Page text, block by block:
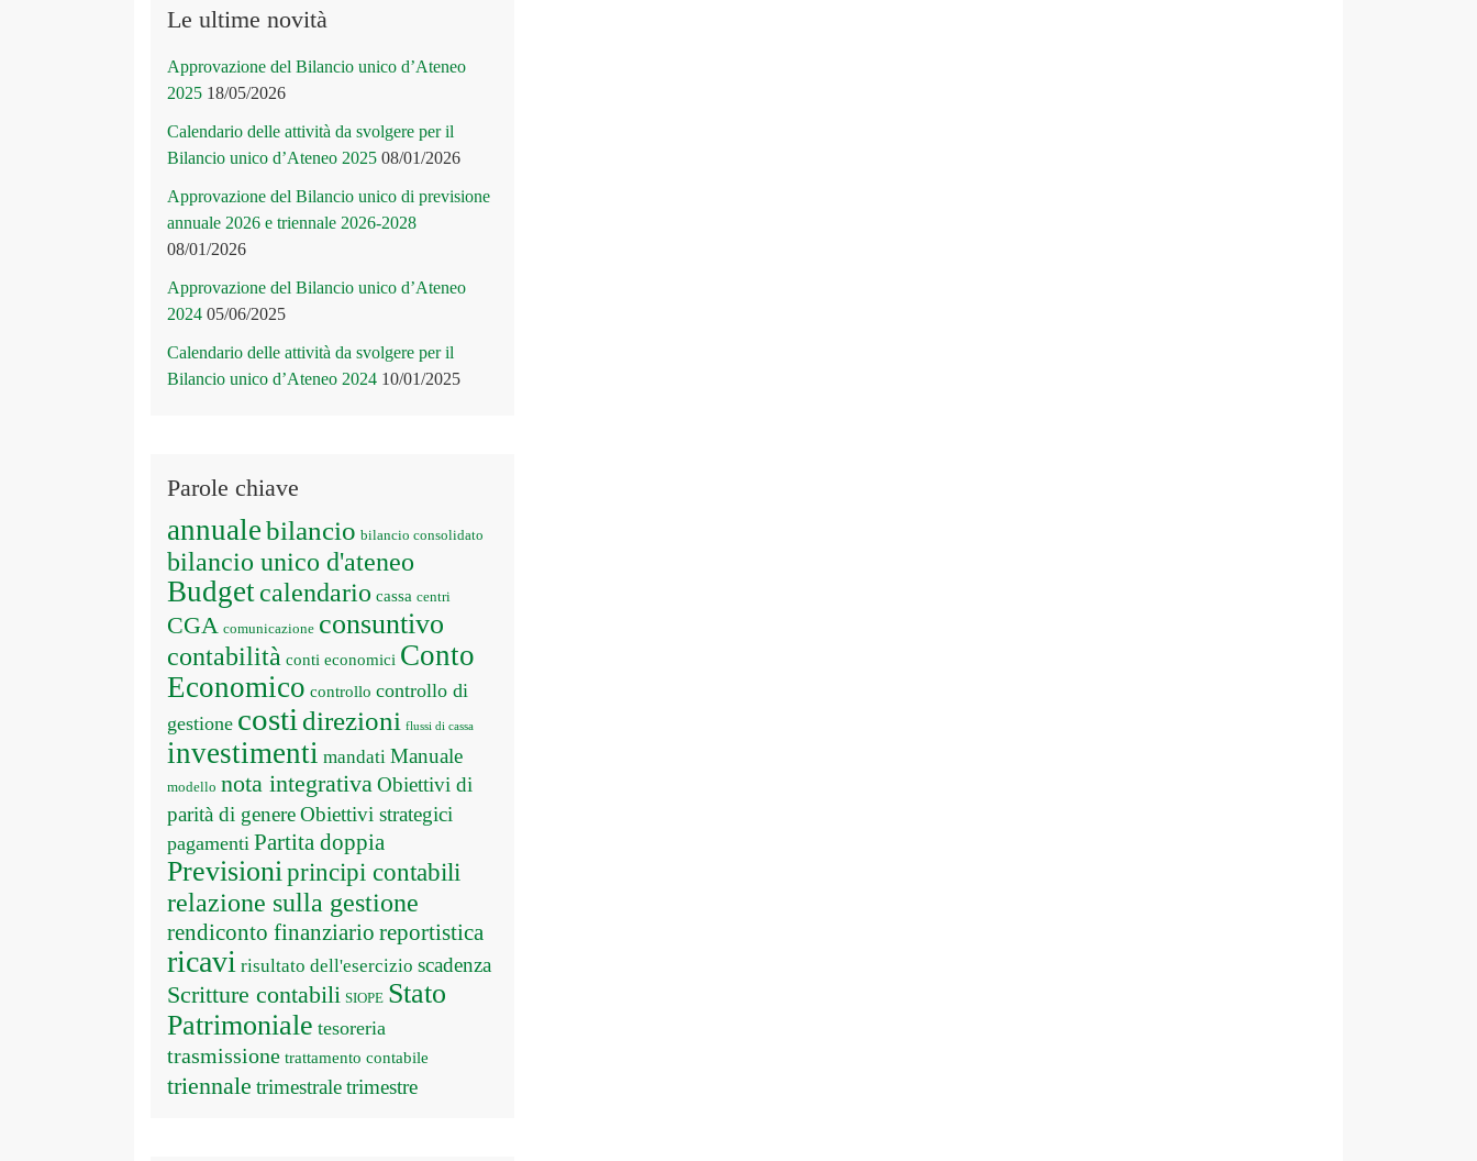
Le ultime novità
Approvazione del Bilancio unico d’Ateneo
2025 18/05/2026
Calendario delle attività da svolgere per il
Bilancio unico d’Ateneo 2025 08/01/2026
Approvazione del Bilancio unico di previsione
annuale 2026 e triennale 2026-2028
08/01/2026
Approvazione del Bilancio unico d’Ateneo
2024 05/06/2025
Calendario delle attività da svolgere per il
Bilancio unico d’Ateneo 2024 10/01/2025
Parole chiave
annualebilancio bilancio consolidato
bilancio unico d'ateneo
Budgetcalendario cassa centri
CGA comunicazione consuntivo
contabilità conti economici Conto
Economico controllo controllo di
gestione costi direzioni flussi di cassa
investimenti mandati Manuale
modello nota integrativa Obiettivi di
parità di genereObiettivi strategici
pagamenti Partita doppia
Previsioni principi contabili
relazione sulla gestione
rendiconto finanziario reportistica
ricavi risultato dell'esercizio scadenza
Scritture contabili SIOPE Stato
Patrimoniale tesoreria
trasmissione trattamento contabile
triennale trimestraletrimestre